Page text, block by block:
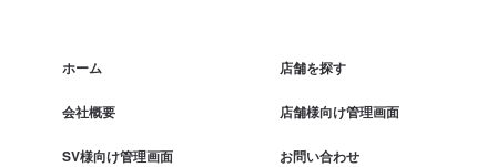
ホーム 店舗を探す
会社概要 店舗様向け管理画面
SV様向け管理画面 お問い合わせ